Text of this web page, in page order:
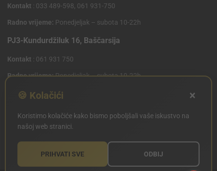
Kontakt : 033 489-598, 061 931-750
Radno vrijeme: Ponedjeljak – subota 10-22h
PJ3-Kundurdžiluk 16, Baščarsija
Kontakt : 061 931 750
Radno vrijeme:Ponedjeljak – subota 10-22h
PJ4 West Gate,Mostarsko raskrsce 10 (Penny Plus
Kontakt: 061 931 750
Radno vrijeme:Ponedjeljak – subota 09-21h
🍪 Kolačići ×
Koristimo kolačiće kako bismo poboljšali vaše iskustvo na
našoj web stranici.
PRIHVATI SVE ODBIJ